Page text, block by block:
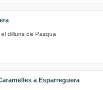
dilluns de Pasqua
a Esparreguera